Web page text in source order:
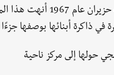
غير أن حرب
في ذاكرة أبنائها بوصفها
حولها إلى مركز ناحية